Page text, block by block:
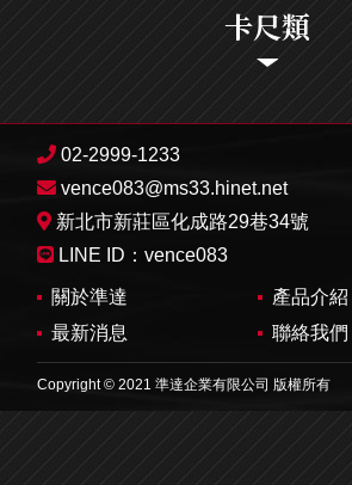
卡尺類
02-2999-1233
vence083@ms33.hinet.net
新北市新莊區化成路29巷34號
LINE ID： vence083
關於準達
產品介紹
最新消息
聯絡我們
Copyright © 2021 準達企業有限公司 版權所有